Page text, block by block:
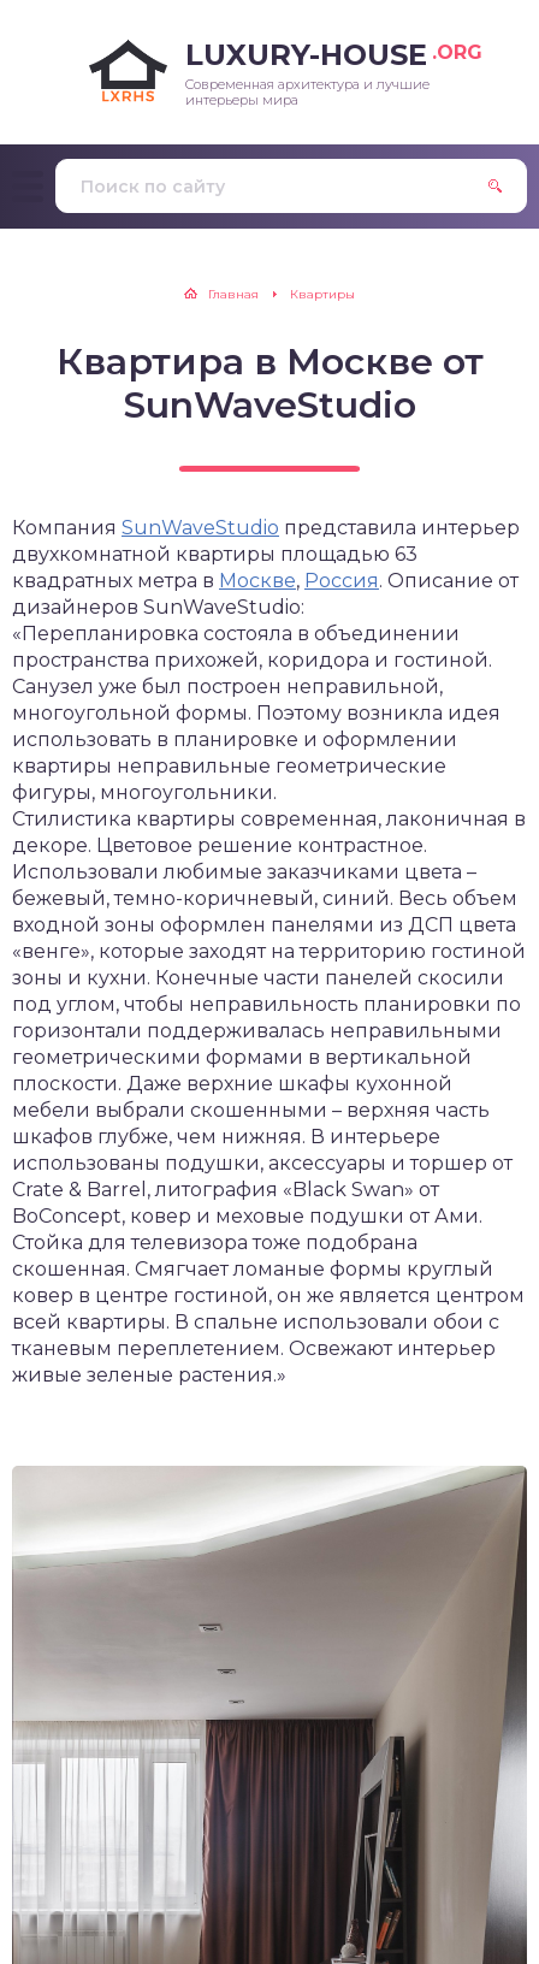
LUXURY-HOUSE .ORG
Современная архитектура и лучшие
интерьеры мира
Главная Квартиры
Квартира в Москве от
SunWaveStudio
Компания SunWaveStudio представила интерьер
двухкомнатной квартиры площадью 63
квадратных метра в Москве, Россия. Описание от
дизайнеров SunWaveStudio:
«Перепланировка состояла в объединении
пространства прихожей, коридора и гостиной.
Санузел уже был построен неправильной,
многоугольной формы. Поэтому возникла идея
использовать в планировке и оформлении
квартиры неправильные геометрические
фигуры, многоугольники.
Стилистика квартиры современная, лаконичная в
декоре. Цветовое решение контрастное.
Использовали любимые заказчиками цвета –
бежевый, темно-коричневый, синий. Весь объем
входной зоны оформлен панелями из ДСП цвета
«венге», которые заходят на территорию гостиной
зоны и кухни. Конечные части панелей скосили
под углом, чтобы неправильность планировки по
горизонтали поддерживалась неправильными
геометрическими формами в вертикальной
плоскости. Даже верхние шкафы кухонной
мебели выбрали скошенными – верхняя часть
шкафов глубже, чем нижняя. В интерьере
использованы подушки, аксессуары и торшер от
Crate & Barrel, литография «Black Swan» от
BoConcept, ковер и меховые подушки от Ами.
Стойка для телевизора тоже подобрана
скошенная. Смягчает ломаные формы круглый
ковер в центре гостиной, он же является центром
всей квартиры. В спальне использовали обои с
тканевым переплетением. Освежают интерьер
живые зеленые растения.»